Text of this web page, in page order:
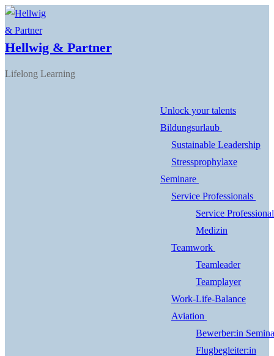
Zum
Inhalt
springen
Menü
Schließen
Hellwig & Partner
Lifelong Learning
Unlock your talents
Bildungsurlaub
Sustainable Leadership
Stressprophylaxe
Seminare
Service Professionals
Service
Medizin
Teamwork
Teamleader
Teamplayer
Work-Life-Balance
Aviation
Bewerber:in
Flugbegleiter:in